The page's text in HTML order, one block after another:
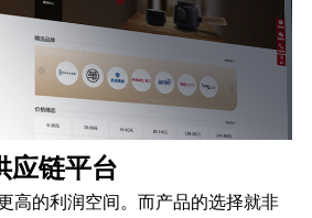
应链平台
高的利润空间。而产品的选择就非